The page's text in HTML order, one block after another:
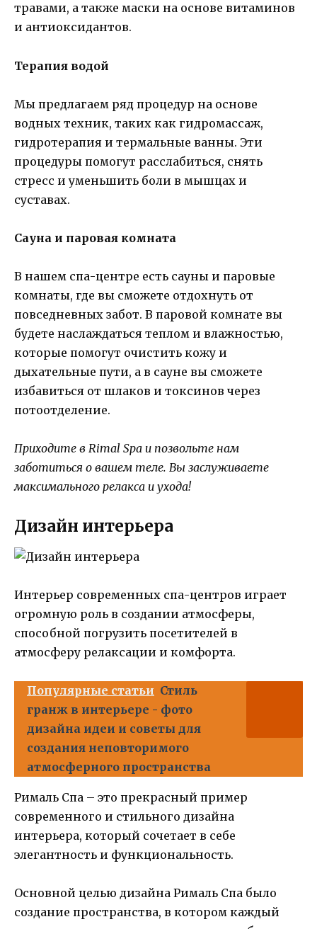
травами, а также маски на основе витаминов
и антиоксидантов.
Терапия водой
Мы предлагаем ряд процедур на основе
водных техник, таких как гидромассаж,
гидротерапия и термальные ванны. Эти
процедуры помогут расслабиться, снять
стресс и уменьшить боли в мышцах и
суставах.
Сауна и паровая комната
В нашем спа-центре есть сауны и паровые
комнаты, где вы сможете отдохнуть от
повседневных забот. В паровой комнате вы
будете наслаждаться теплом и влажностью,
которые помогут очистить кожу и
дыхательные пути, а в сауне вы сможете
избавиться от шлаков и токсинов через
потоотделение.
Приходите в Rimal Spa и позвольте нам
заботиться о вашем теле. Вы заслуживаете
максимального релакса и ухода!
Дизайн интерьера
Интерьер современных спа-центров играет
огромную роль в создании атмосферы,
способной погрузить посетителей в
атмосферу релаксации и комфорта.
Популярные статьи Стиль
гранж в интерьере - фото
дизайна идеи и советы для
создания неповторимого
атмосферного пространства
Рималь Спа – это прекрасный пример
современного и стильного дизайна
интерьера, который сочетает в себе
элегантность и функциональность.
Основной целью дизайна Рималь Спа было
создание пространства, в котором каждый